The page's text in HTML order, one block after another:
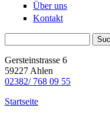
Über uns
Kontakt
Gersteinstrasse 6
59227 Ahlen
02382/ 768 09 55
Startseite